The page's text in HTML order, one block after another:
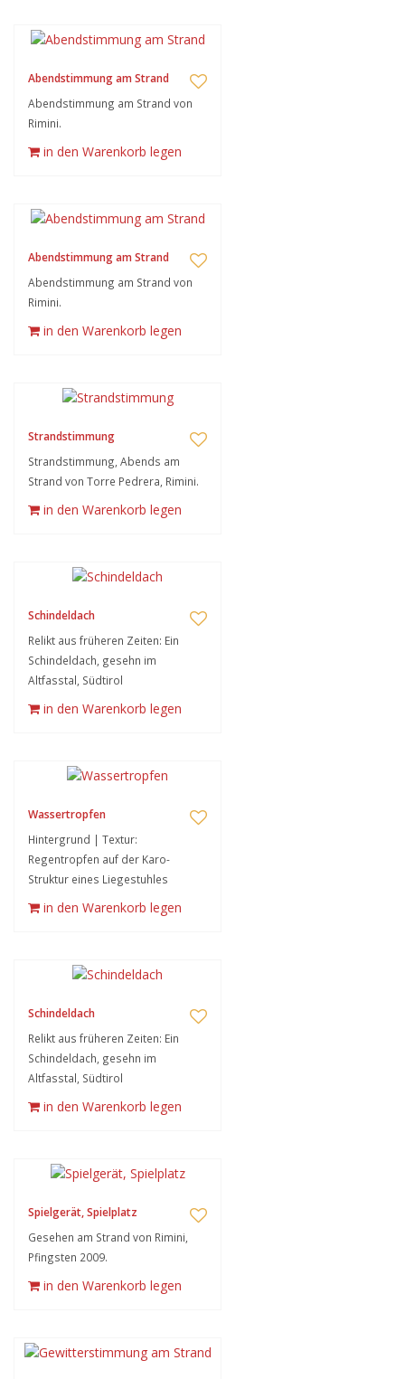
Abendstimmung am Strand
Abendstimmung am Strand von
Rimini.
in den Warenkorb legen
Abendstimmung am Strand
Abendstimmung am Strand von
Rimini.
in den Warenkorb legen
Strandstimmung
Strandstimmung, Abends am
Strand von Torre Pedrera, Rimini.
in den Warenkorb legen
Schindeldach
Relikt aus früheren Zeiten: Ein
Schindeldach, gesehn im
Altfasstal, Südtirol
in den Warenkorb legen
Wassertropfen
Hintergrund | Textur:
Regentropfen auf der Karo-
Struktur eines Liegestuhles
in den Warenkorb legen
Schindeldach
Relikt aus früheren Zeiten: Ein
Schindeldach, gesehn im
Altfasstal, Südtirol
in den Warenkorb legen
Spielgerät, Spielplatz
Gesehen am Strand von Rimini,
Pfingsten 2009.
in den Warenkorb legen